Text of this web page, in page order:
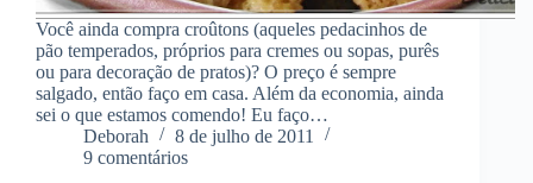
Você ainda compra croûtons (aqueles pedacinhos de
pão temperados, próprios para cremes ou sopas, purês
ou para decoração de pratos)? O preço é sempre
salgado, então faço em casa. Além da economia, ainda
sei o que estamos comendo! Eu faço…
Deborah
8 de julho de 2011
9 comentários